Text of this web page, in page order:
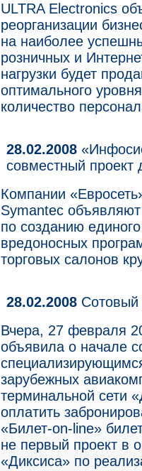
ULTRA Electronics
реорганизации
на наиболее
розничных и
нагрузки будет
оптимального
количество
28.02.2008
совместный проект
Компании
Symantec
по созданию
вредоносных
торговых салонов
28.02.2008 Сотовый
Вчера, 27 февраля
объявила о начале
зарубежных
терминальной сети
оплатить
«Билет-on-line»
не первый проект в
«Диксиса» по